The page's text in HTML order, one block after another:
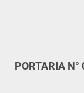
PORTARIA